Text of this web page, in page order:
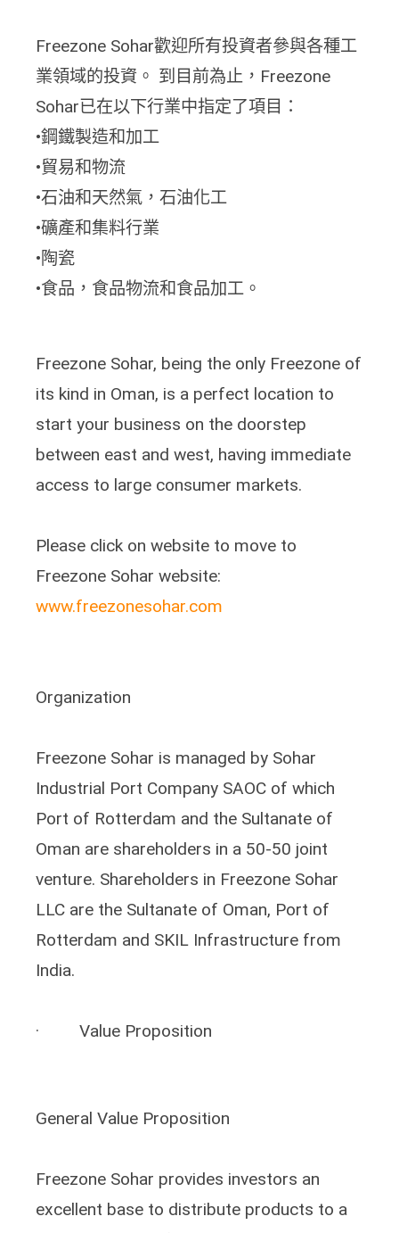
Freezone Sohar歡迎所有投資者參與各種工
業領域的投資。 到目前為止，Freezone
Sohar已在以下行業中指定了項目：
•鋼鐵製造和加工
•貿易和物流
•石油和天然氣，石油化工
•礦產和集料行業
•陶瓷
•食品，食品物流和食品加工。
Freezone Sohar, being the only Freezone of
its kind in Oman, is a perfect location to
start your business on the doorstep
between east and west, having immediate
access to large consumer markets.
Please click on website to move to
Freezone Sohar website:
www.freezonesohar.com
Organization
Freezone Sohar is managed by Sohar
Industrial Port Company SAOC of which
Port of Rotterdam and the Sultanate of
Oman are shareholders in a 50-50 joint
venture. Shareholders in Freezone Sohar
LLC are the Sultanate of Oman, Port of
Rotterdam and SKIL Infrastructure from
India.
· Value Proposition
General Value Proposition
Freezone Sohar provides investors an
excellent base to distribute products to a